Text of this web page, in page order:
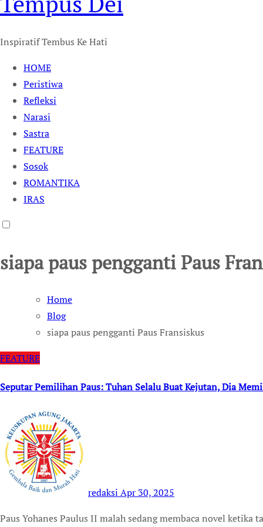
Inspiratif Tembus Ke Hati
HOME
Peristiwa
Refleksi
Narasi
Sastra
FEATURE
Sosok
ROMANTIKA
IRAS
siapa paus pengganti Paus
Home
Blog
siapa paus pengganti Paus Fransiskus
FEATURE
Seputar Pemilihan Paus: Tuhan Selalu Buat Kejutan, Dia
redaksi Apr 30, 2025
Paus Yohanes Paulus II malah sedang membaca novel ketika tahu terpilih jadi Paus ke-264 Setelah Paus